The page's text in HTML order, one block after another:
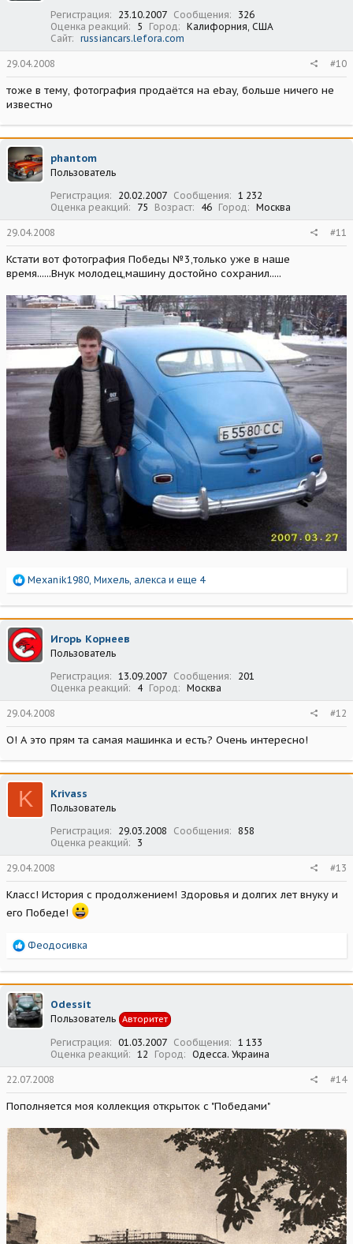
Регистрация
23.10.2007 Сообщения
326
Оценка реакций
5 Город
Калифорния, США
Сайт
russiancars.lefora.com
29.04.2008 #10
тоже в тему, фотография продаётся на ebay, больше ничего не
известно
phantom
Пользователь
Регистрация
20.02.2007 Сообщения
1 232
Оценка реакций
75 Возраст 46 Город Москва
29.04.2008 #11
Кстати вот фотография Победы №3,только уже в наше
время......Внук молодец,машину достойно сохранил.....
Р
а
к
ц
и
и
Mexanik1980 Михель алекса и еще 4
Игорь Корнеев
Пользователь
Регистрация
13.09.2007 Сообщения
201
Оценка реакций
4 Город Москва
29.04.2008 #12
О! А это прям та самая машинка и есть? Очень интересно!
K Krivass
Пользователь
Регистрация
29.03.2008 Сообщения
858
Оценка реакций
3
29.04.2008 #13
Класс! История с продолжением! Здоровья и долгих лет внуку и
его Победе!
Р
а
к
ц
и
и
Феодосивка
Odessit
Пользователь Авторитет
Регистрация 01.03.2007 Сообщения
1 133
Оценка реакций
12 Город Одесса. Украина
22.07.2008 #14
Пополняется моя коллекция открыток с "Победами"